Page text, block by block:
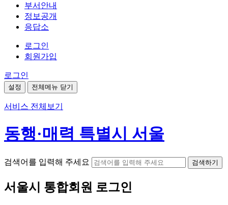
부서안내
정보공개
응답소
로그인
회원가입
로그인
설정 전체메뉴 닫기
서비스 전체보기
동행·매력 특별시 서울
검색어를 입력해 주세요 검색하기
서울시 통합회원 로그인